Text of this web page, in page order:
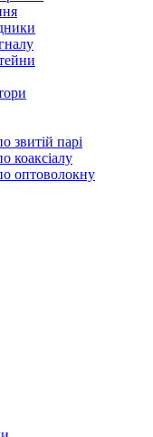
звитій парі
коаксіалу
оптоволокну